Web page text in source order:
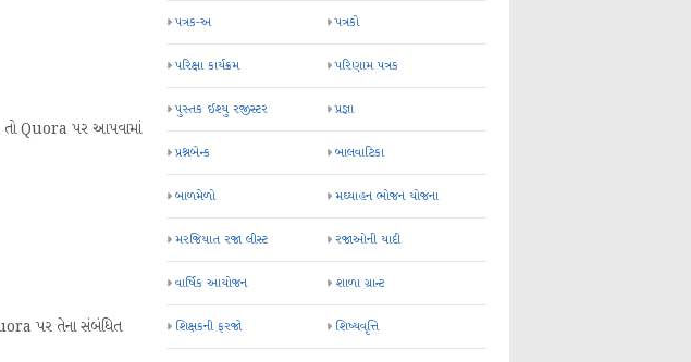
તો Quora પર આપવામાં
પર તેના સંબંધિત
પત્રક-અ પત્રકો
પરિક્ષા કાર્યક્રમ પરિણામ પત્રક
પુસ્તક ઈશ્યુ રજીસ્ટર પ્રજ્ઞા
પ્રશ્નબેન્ક બાલવાટિકા
બાળમેળો મઘ્યાહન ભોજન યોજના
મરજિયાત રજા લીસ્ટ રજાઓની યાદી
વાર્ષિક આયોજન શાળા ગ્રાન્ટ
શિક્ષકની ફરજો શિષ્યવૃત્તિ